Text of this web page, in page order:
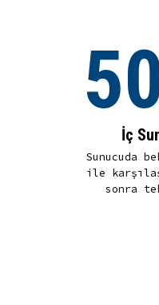
İç
Sunucuda
ile
sonra